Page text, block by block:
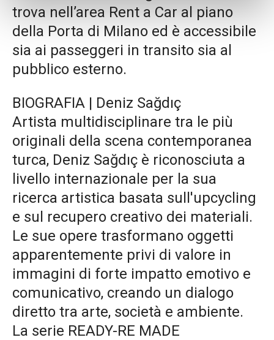
trova nell’area Rent a Car al piano
della Porta di Milano ed è accessibile
sia ai passeggeri in transito sia al
pubblico esterno.
BIOGRAFIA | Deniz Sağdıç
Artista multidisciplinare tra le più
originali della scena contemporanea
turca, Deniz Sağdıç è riconosciuta a
livello internazionale per la sua
ricerca artistica basata sull'upcycling
e sul recupero creativo dei materiali.
Le sue opere trasformano oggetti
apparentemente privi di valore in
immagini di forte impatto emotivo e
comunicativo, creando un dialogo
diretto tra arte, società e ambiente.
La serie READY-RE MADE